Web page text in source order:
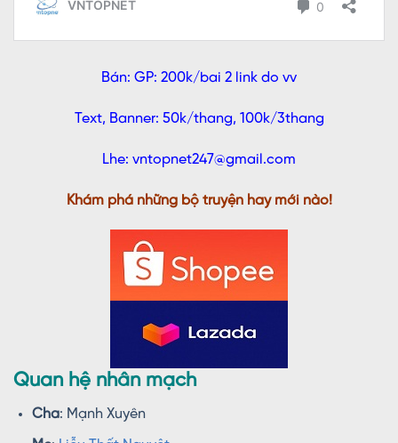
Bán: GP: 200k/bai 2 link do vv
Text, Banner: 50k/thang, 100k/3thang
Lhe: vntopnet247@gmail.com
Khám phá những bộ truyện hay mới nào!
Quan hệ nhân mạch
Cha: Mạnh Xuyên